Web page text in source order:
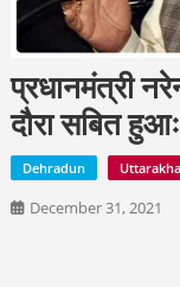
प्रधानमंत्री
दौरा सबित
Dehradun
December 31, 2021